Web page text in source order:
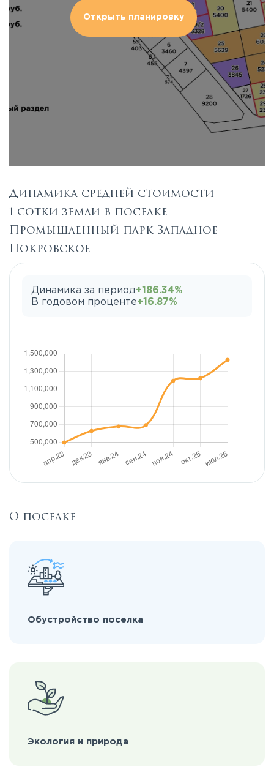
Открыть планировку
Динамика средней стоимости
1 сотки земли в поселке
Промышленный парк Западное
Покровское
Динамика за период+186.34%
В годовом проценте+16.87%
О поселке
Обустройство поселка
Экология и природа